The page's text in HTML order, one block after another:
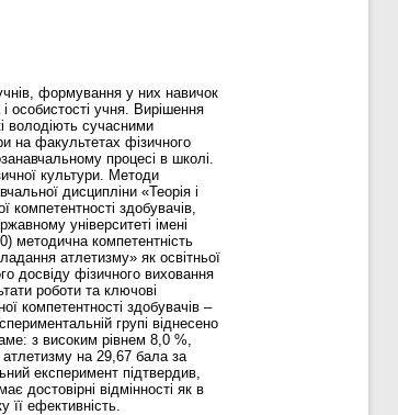
формування у них навичок
особистості учня. Вирішення
володіють сучасними
на факультетах фізичного
процесі в школі.
культури. Методи
дисципліни «Теорія і
здобувачів,
університеті імені
методична компетентність
атлетизму» як освітньої
досвіду фізичного виховання
роботи та ключові
компетентності здобувачів –
групі віднесено
з високим рівнем 8,0 %,
атлетизму на 29,67 бала за
експеримент підтвердив,
достовірні відмінності як в
ефективність.